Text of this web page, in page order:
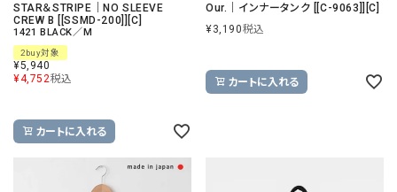
STAR＆STRIPE｜NO SLEEVE
CREW B [[SSMD-200]][C]
1421 BLACK／M
2buy対象
¥5,940
¥4,752税込
カートに入れる
Our.｜インナータンク [[C-9063]][C]
¥3,190税込
カートに入れる